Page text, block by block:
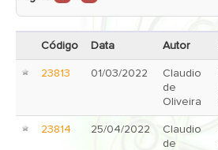
Código Data Autor
23813 01/03/2022
Claudio
de
Oliveira
23814 25/04/2022
Claudio
de